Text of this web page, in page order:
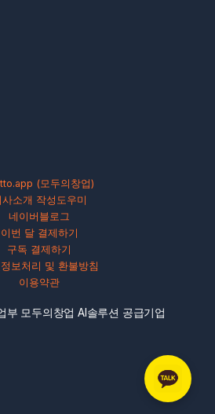
(모두의창업)
사소개 작성도우미
네이버블로그
이번 달 결제하기
구독 결제하기
보처리 및 환불방침
이용약관
부 모두의창업 AI솔루션 공급기업